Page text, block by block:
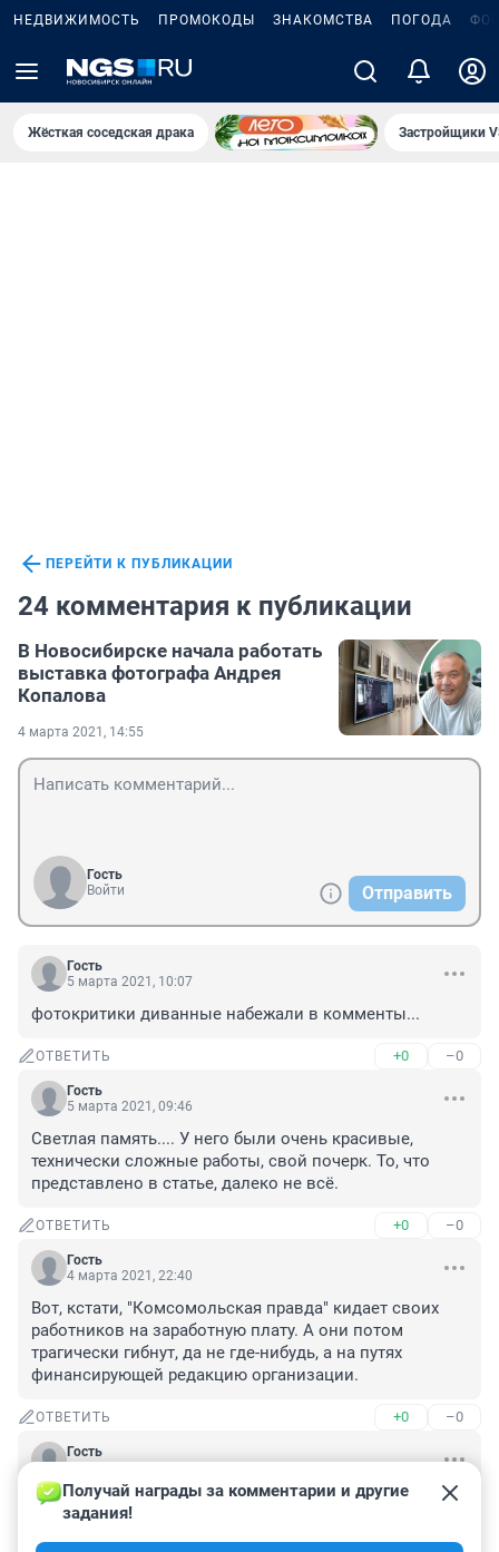
НЕДВИЖИМОСТЬ ПРОМОКОДЫ ЗНАКОМСТВА ПОГОДА
Жёсткая соседская драка Застройщики
ПЕРЕЙТИ К ПУБЛИКАЦИИ
24 комментария к публикации
В Новосибирске начала работать
выставка фотографа Андрея
Копалова
4 марта 2021, 14:55
Гость
Войти
Отправить
Гость
5 марта 2021, 10:07
фотокритики диванные набежали в комменты...
ОТВЕТИТЬ +0 –0
Гость
5 марта 2021, 09:46
Светлая память.... У него были очень красивые,
технически сложные работы, свой почерк. То, что
представлено в статье, далеко не всё.
ОТВЕТИТЬ +0 –0
Гость
4 марта 2021, 22:40
Вот, кстати, "Комсомольская правда" кидает своих
работников на заработную плату. А они потом
трагически гибнут, да не где-нибудь, а на путях
финансирующей редакцию организации.
ОТВЕТИТЬ +0 –0
Гость
Фотограф, широко известный в узких кругах?
ОТВЕТИТЬ 1 +1 –1
Получай награды за комментарии и другие
задания!